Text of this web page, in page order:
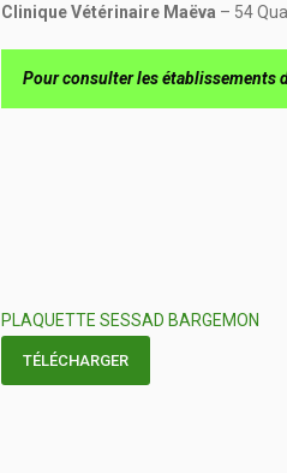
Clinique Vétérinaire Maëva – 54
Pour consulter les établissements
PLAQUETTE SESSAD BARGEMON
TÉLÉCHARGER